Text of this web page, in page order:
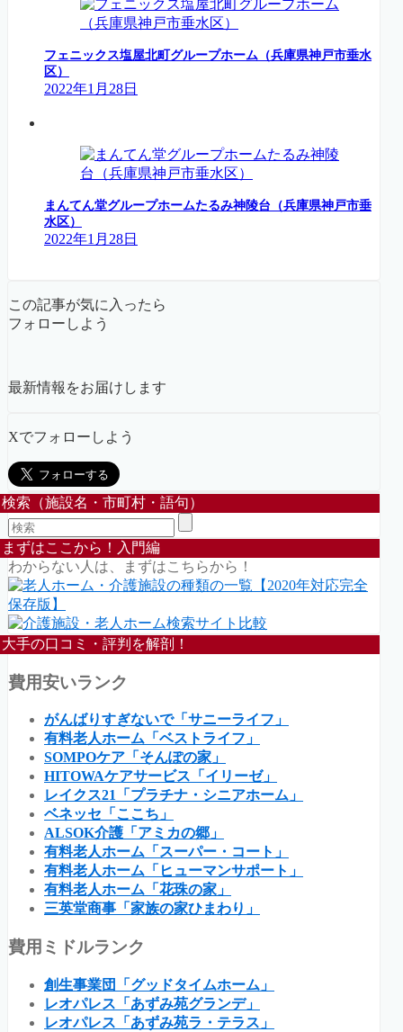
フェニックス塩屋北町グループホーム（兵庫県神戸市垂水
区）
2022年1月28日
まんてん堂グループホームたるみ神陵台（兵庫県神戸市垂
水区）
2022年1月28日
この記事が気に入ったら
フォローしよう
最新情報をお届けします
Xでフォローしよう
検索（施設名・市町村・語句）
まずはここから！入門編
わからない人は、まずはこちらから！
大手の口コミ・評判を解剖！
費用安いランク
がんばりすぎないで「サニーライフ」
有料老人ホーム「ベストライフ」
SOMPOケア「そんぽの家」
HITOWAケアサービス「イリーゼ」
レイクス21「プラチナ・シニアホーム」
ベネッセ「ここち」
ALSOK介護「アミカの郷」
有料老人ホーム「スーパー・コート」
有料老人ホーム「ヒューマンサポート」
有料老人ホーム「花珠の家」
三英堂商事「家族の家ひまわり」
費用ミドルランク
創生事業団「グッドタイムホーム」
レオパレス「あずみ苑グランデ」
レオパレス「あずみ苑ラ・テラス」